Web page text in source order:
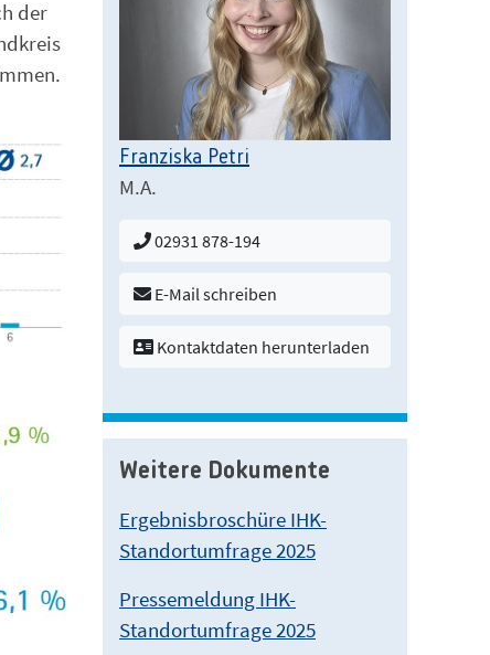
der
Franziska Petri
M.A.
02931 878-194
E-Mail schreiben
Kontaktdaten herunterladen
Weitere Dokumente
Ergebnisbroschüre IHK-
Standortumfrage 2025
Pressemeldung IHK-
Standortumfrage 2025